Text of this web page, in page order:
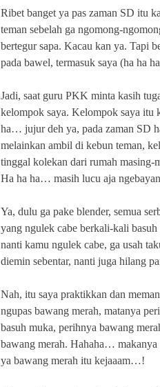
Ribet banget ya pas zaman SD itu
teman sebelah ga ngomong-
bertegur sapa. Kacau kan ya. Tapi
pada bawel, termasuk saya (ha ha
Jadi, saat guru PKK minta kasih
kelompok saya. Kelompok saya itu
ha… jujur deh ya, pada zaman SD
melainkan ambil di kebun teman,
tinggal kolekan dari rumah masing-
Ha ha ha… masih lucu aja
Ya, dulu ga pake blender, semua
yang ngulek cabe berkali-kali
nanti kamu ngulek cabe, ga usah
diemin sebentar, nanti juga hilang
Nah, itu saya praktikkan dan
ngupas bawang merah, matanya
basuh muka, perihnya bawang
bawang merah. Hahaha… makanya
ya bawang merah itu kejaaam…!